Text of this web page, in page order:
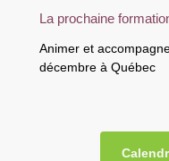
La prochaine
Animer et
décembre à Québec